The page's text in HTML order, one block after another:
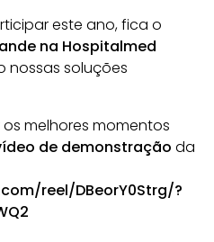
este ano, fica o
na Hospitalmed
nossas soluções
melhores momentos
de demonstração da
reel/DBeorY0Strg/?